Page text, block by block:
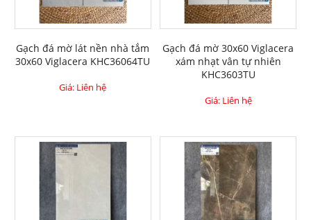
Gạch đá mờ lát nền nhà tắm
30x60 Viglacera KHC36064TU
Giá: Liên hệ
Gạch đá mờ 30x60 Viglacera
xám nhạt vân tự nhiên
KHC3603TU
Giá: Liên hệ